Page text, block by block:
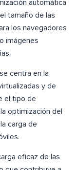
automática
tamaño de las
los navegadores
imágenes
centra en la
y de
el tipo de
optimización del
carga de
eficaz de las